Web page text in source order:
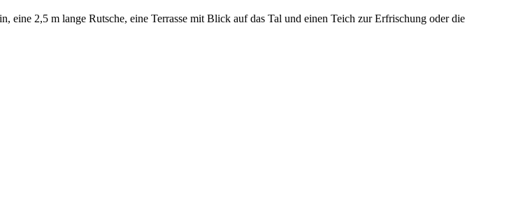
eine 2,5 m lange Rutsche, eine Terrasse mit Blick auf das Tal und einen Teich zur Erfrischung oder die